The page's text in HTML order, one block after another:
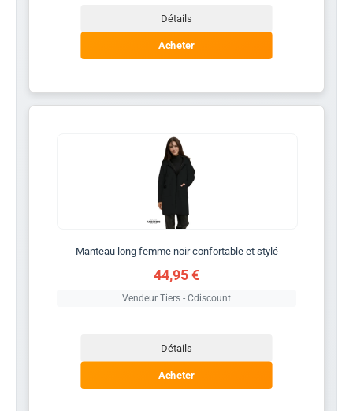
Détails
Acheter
Manteau long femme noir confortable et stylé
44,95 €
Vendeur Tiers - Cdiscount
Détails
Acheter